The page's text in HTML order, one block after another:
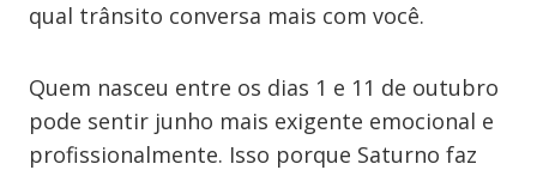
qual trânsito conversa mais com você.
Quem nasceu entre os dias 1 e 11 de outubro
pode sentir junho mais exigente emocional e
profissionalmente. Isso porque Saturno faz